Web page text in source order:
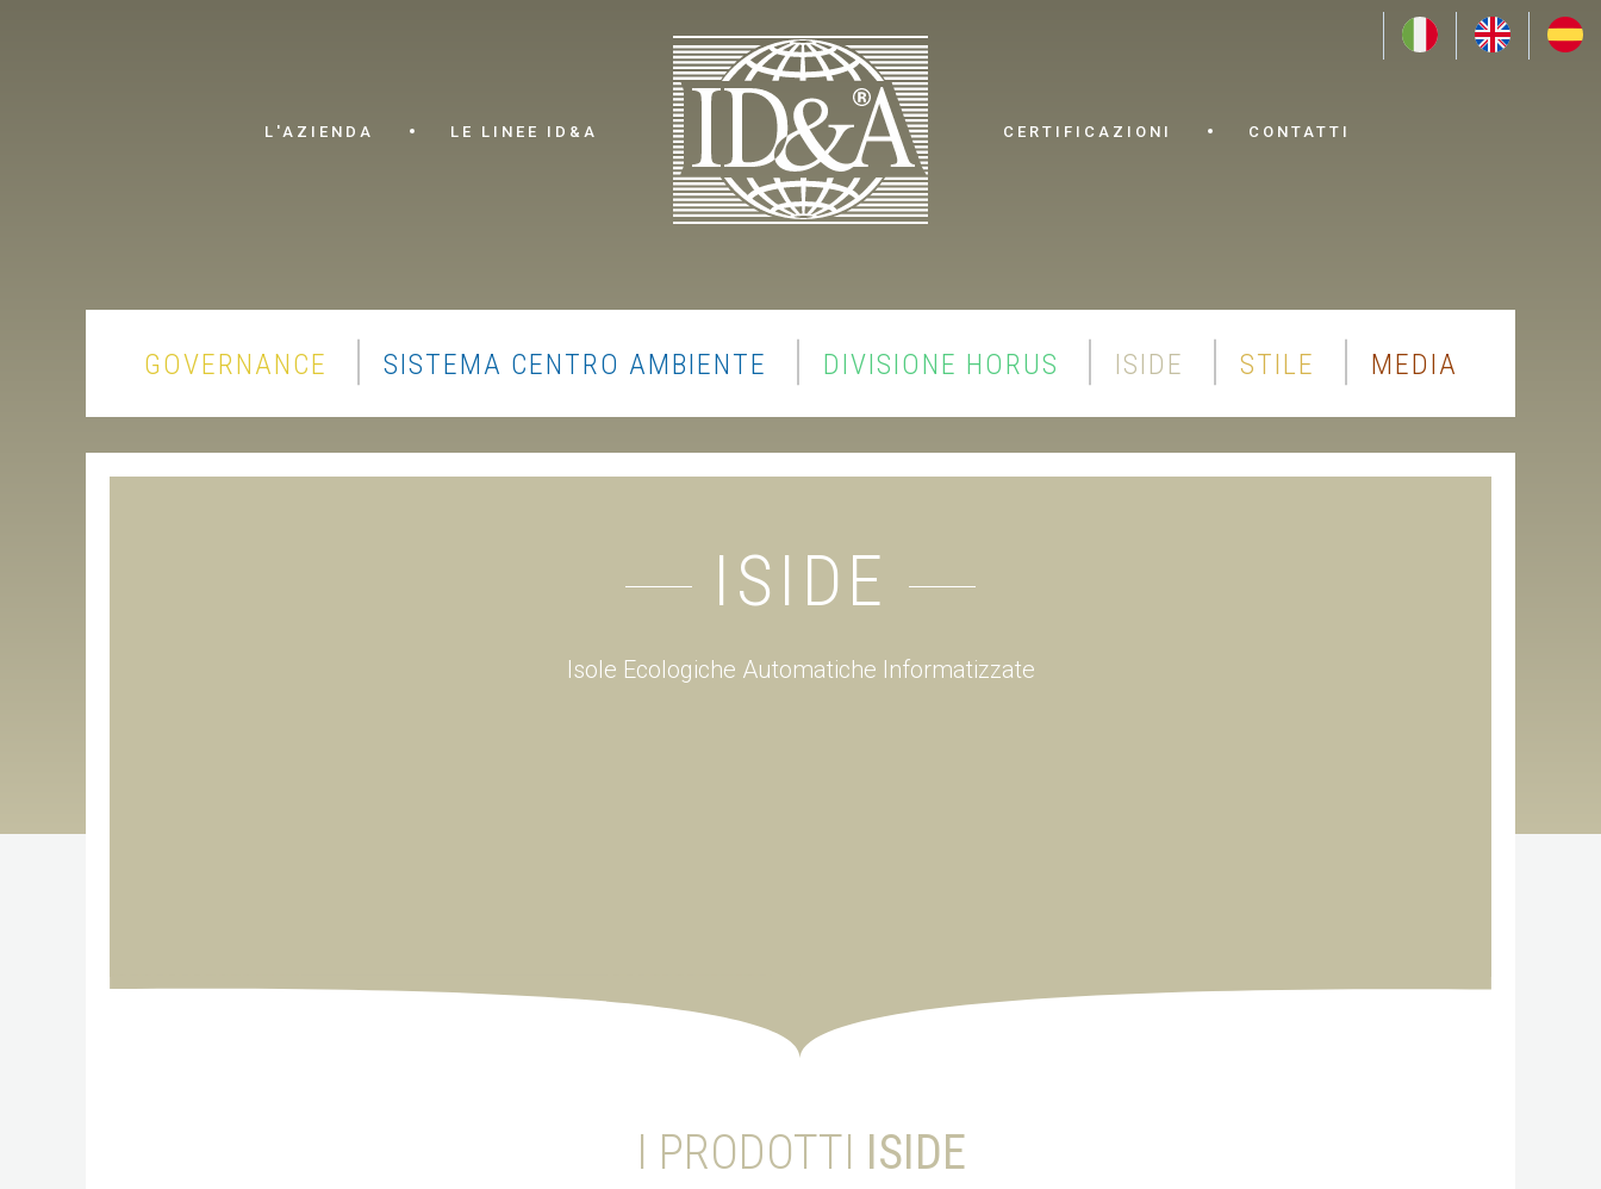
L'AZIENDA LE LINEE ID&A CERTIFICAZIONI CONTATTI
GOVERNANCE SISTEMA CENTRO AMBIENTE DIVISIONE HORUS ISIDE STILE MEDIA
ISIDE
Isole Ecologiche Automatiche Informatizzate
I PRODOTTI ISIDE